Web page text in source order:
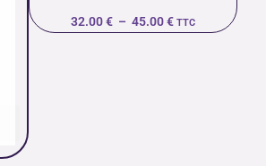
32.00€ – 45.00€ TTC